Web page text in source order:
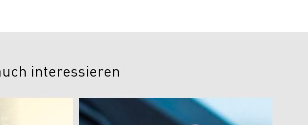
interessieren